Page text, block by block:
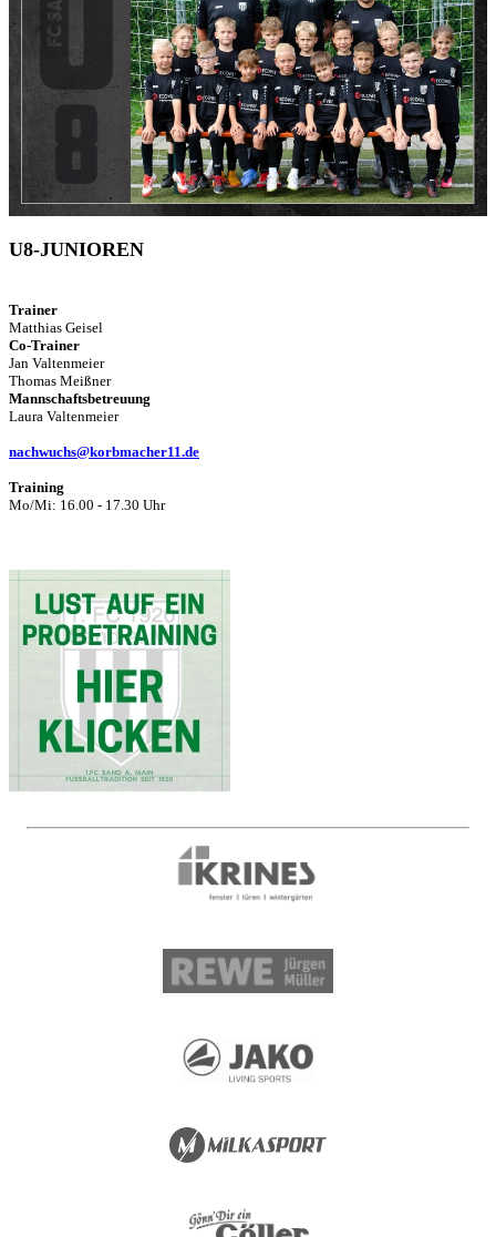
U8-JUNIOREN
Trainer
Matthias Geisel
Co-Trainer
Jan Valtenmeier
Thomas Meißner
Mannschaftsbetreuung
Laura Valtenmeier
nachwuchs@korbmacher11.de
Training
Mo/Mi: 16.00 - 17.30 Uhr